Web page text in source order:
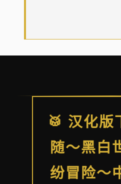
🥁 汉化版
随～黑白
纷冒险～